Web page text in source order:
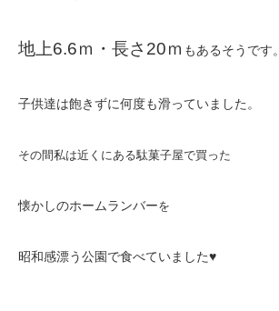
地上6.6ｍ・長さ20ｍ もあるそうです。
子供達は飽きずに何度も滑っていました。
その間私は近くにある駄菓子屋で買った
懐かしのホームランバーを
昭和感漂う公園で食べていました♥